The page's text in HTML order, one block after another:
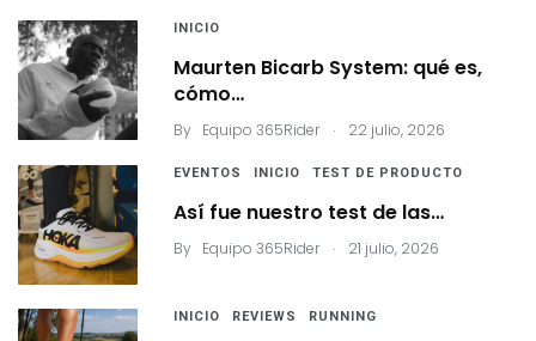
INICIO
Maurten Bicarb System: qué es,
cómo…
By Equipo 365Rider . 22 julio, 2026
EVENTOS INICIO TEST DE PRODUCTO
Así fue nuestro test de las…
By Equipo 365Rider . 21 julio, 2026
INICIO REVIEWS RUNNING